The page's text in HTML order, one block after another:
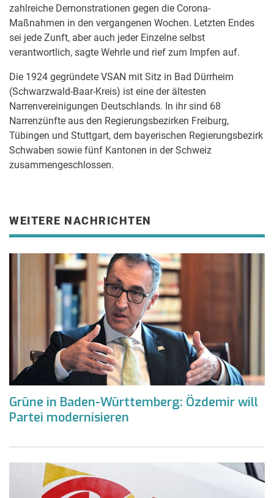
zahlreiche Demonstrationen gegen die Corona-
Maßnahmen in den vergangenen Wochen. Letzten Endes
sei jede Zunft, aber auch jeder Einzelne selbst
verantwortlich, sagte Wehrle und rief zum Impfen auf.
Die 1924 gegründete VSAN mit Sitz in Bad Dürrheim
(Schwarzwald-Baar-Kreis) ist eine der ältesten
Narrenvereinigungen Deutschlands. In ihr sind 68
Narrenzünfte aus den Regierungsbezirken Freiburg,
Tübingen und Stuttgart, dem bayerischen Regierungsbezirk
Schwaben sowie fünf Kantonen in der Schweiz
zusammengeschlossen.
WEITERE NACHRICHTEN
Grüne in Baden-Württemberg: Özdemir will
Partei modernisieren